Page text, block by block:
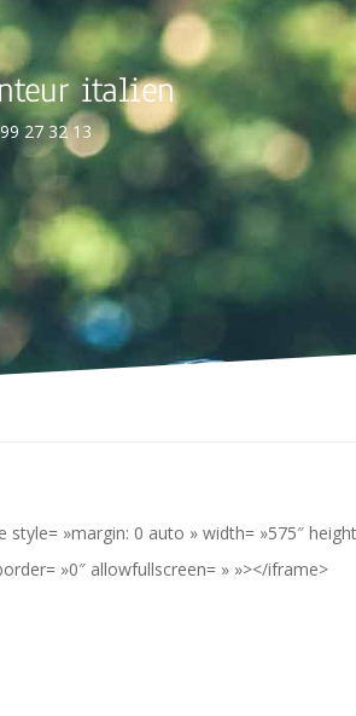
italien
27 32 13
style= »margin: 0 auto » width= »575″
»0″ allowfullscreen= » »></iframe>